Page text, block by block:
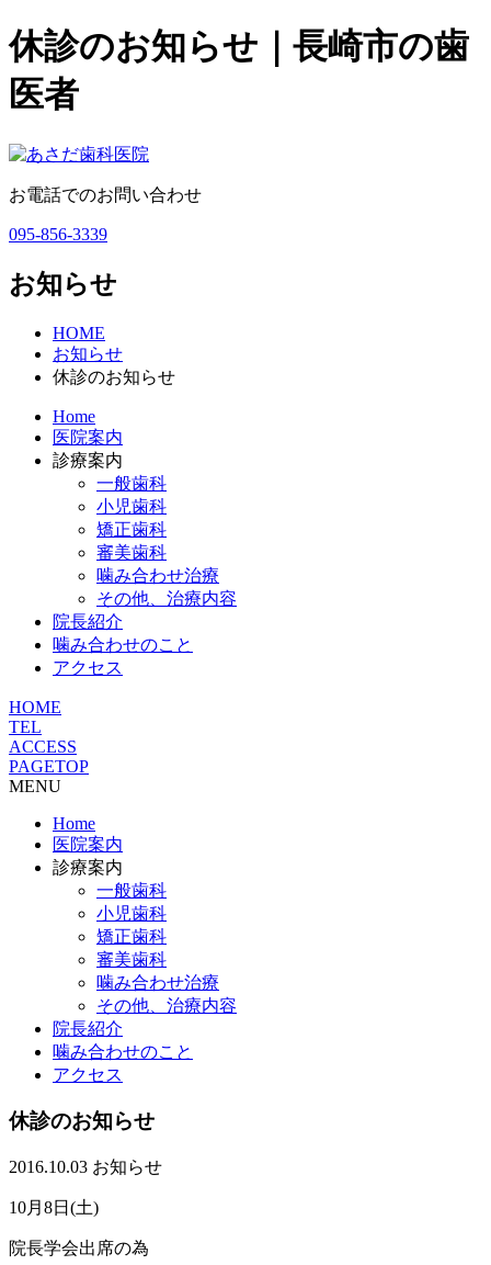
休診のお知らせ｜長崎市の歯
医者
お電話でのお問い合わせ
095-856-3339
お知らせ
HOME
お知らせ
休診のお知らせ
Home
医院案内
診療案内
一般歯科
小児歯科
矯正歯科
審美歯科
噛み合わせ治療
その他、治療内容
院長紹介
噛み合わせのこと
アクセス
HOME
TEL
ACCESS
PAGETOP
MENU
Home
医院案内
診療案内
一般歯科
小児歯科
矯正歯科
審美歯科
噛み合わせ治療
その他、治療内容
院長紹介
噛み合わせのこと
アクセス
休診のお知らせ
2016.10.03 お知らせ
10月8日(土)
院長学会出席の為